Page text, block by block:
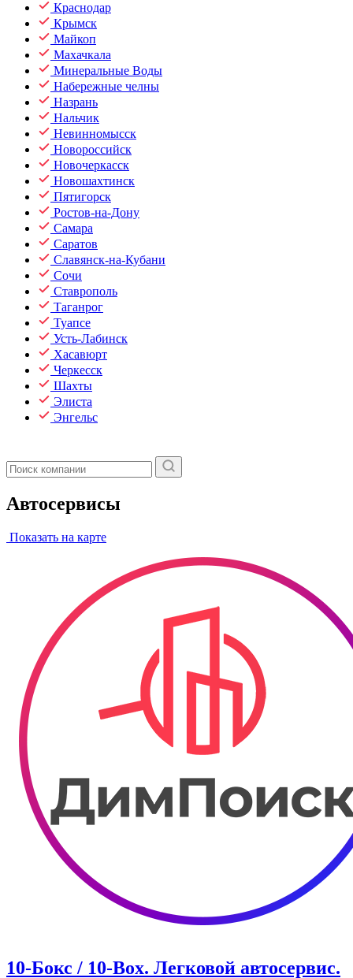
Краснодар
Крымск
Майкоп
Махачкала
Минеральные Воды
Набережные челны
Назрань
Нальчик
Невинномысск
Новороссийск
Новочеркасск
Новошахтинск
Пятигорск
Ростов-на-Дону
Самара
Саратов
Славянск-на-Кубани
Сочи
Ставрополь
Таганрог
Туапсе
Усть-Лабинск
Хасавюрт
Черкесск
Шахты
Элиста
Энгельс
Автосервисы
Показать на карте
10-Бокс / 10-Box. ​Легковой автосервис.